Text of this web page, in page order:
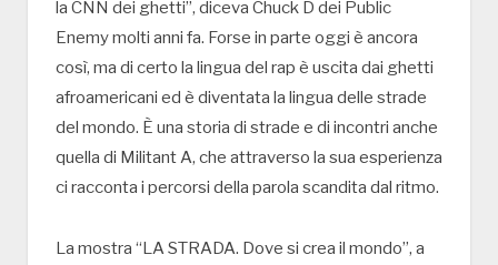
la CNN dei ghetti”, diceva Chuck D dei Public
Enemy molti anni fa. Forse in parte oggi è ancora
così, ma di certo la lingua del rap è uscita dai ghetti
afroamericani ed è diventata la lingua delle strade
del mondo. È una storia di strade e di incontri anche
quella di Militant A, che attraverso la sua esperienza
ci racconta i percorsi della parola scandita dal ritmo.
La mostra “LA STRADA. Dove si crea il mondo”, a